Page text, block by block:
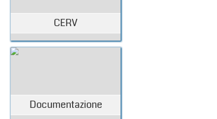
CERV
Documentazione